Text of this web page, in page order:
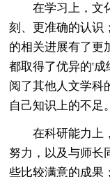
在学习上，文化
刻、更准确的认识
的相关进展有了更
都取得了优异的'
阅了其他人文学科
自己知识上的不足。
在科研能力上，
努力，以及与师长
些比较满意的成果